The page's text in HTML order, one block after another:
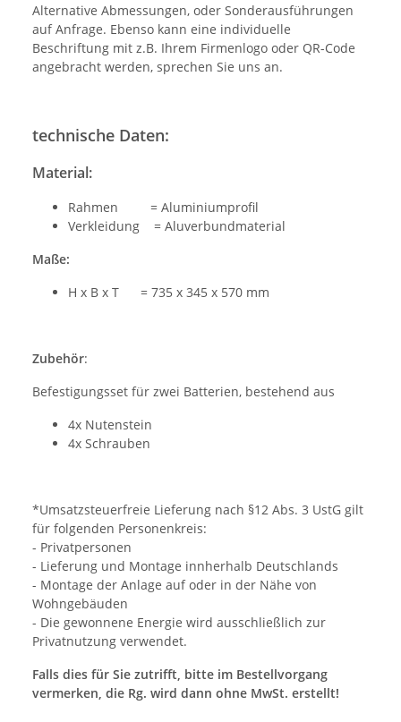
Alternative Abmessungen, oder Sonderausführungen
auf Anfrage. Ebenso kann eine individuelle
Beschriftung mit z.B. Ihrem Firmenlogo oder QR-Code
angebracht werden, sprechen Sie uns an.
technische Daten:
Material:
Rahmen = Aluminiumprofil
Verkleidung = Aluverbundmaterial
Maße:
H x B x T = 735 x 345 x 570 mm
Zubehör:
Befestigungsset für zwei Batterien, bestehend aus
4x Nutenstein
4x Schrauben
*Umsatzsteuerfreie Lieferung nach §12 Abs. 3 UstG gilt
für folgenden Personenkreis:
- Privatpersonen
- Lieferung und Montage innherhalb Deutschlands
- Montage der Anlage auf oder in der Nähe von
Wohngebäuden
- Die gewonnene Energie wird ausschließlich zur
Privatnutzung verwendet.
Falls dies für Sie zutrifft, bitte im Bestellvorgang
vermerken, die Rg. wird dann ohne MwSt. erstellt!